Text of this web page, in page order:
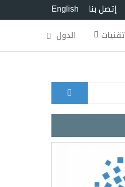
English
إتصل بنا
تقنيات الدول